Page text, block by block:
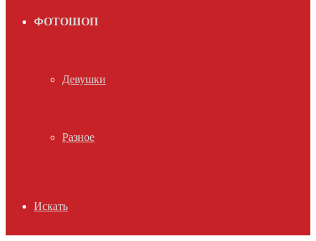
ФОТОШОП
Девушки
Разное
Искать